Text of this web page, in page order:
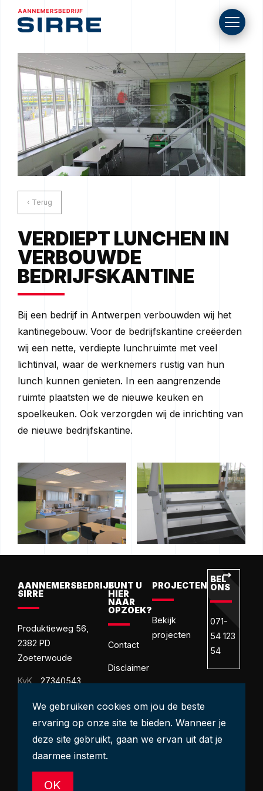
‹ Terug
VERDIEPT LUNCHEN IN
VERBOUWDE
BEDRIJFSKANTINE
Bij een bedrijf in Antwerpen verbouwden wij het
kantinegebouw. Voor de bedrijfskantine creëerden
wij een nette, verdiepte lunchruimte met veel
lichtinval, waar de werknemers rustig van hun
lunch kunnen genieten. In een aangrenzende
ruimte plaatsten we de nieuwe keuken en
spoelkeuken. Ook verzorgden wij de inrichting van
de nieuwe bedrijfskantine.
AANNEMERSBEDRIJF
SIRRE
Produktieweg 56,
2382 PD
Zoeterwoude
KvK 27340543
BTW
NL822276963B01
BUNT U
HIER
NAAR
OPZOEK?
Contact
Disclaimer
VCA**
certificaat
PROJECTEN
Bekijk
projecten
BEL
ONS
071-
54 123
54
We gebruiken cookies om jou de beste
ervaring op onze site te bieden. Wanneer je
deze site gebruikt, gaan we ervan uit dat je
daarmee instemt.
OK